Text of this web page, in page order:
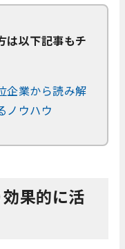
は以下記事もチ
企業から読み解
ノウハウ
果的に活